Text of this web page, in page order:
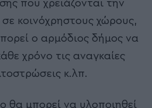
που χρειάζονται την
κοινόχρηστους χώρους,
ο αρμόδιος δήμος να
χρόνο τις αναγκαίες
κ.λπ.
θα μπορεί να υλοποιηθεί